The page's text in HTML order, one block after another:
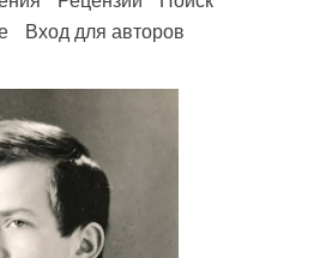
Вход для авторов